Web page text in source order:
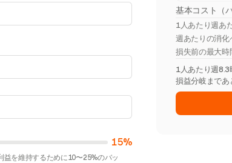
15%
を維持するために10〜25%のバッ
基本コスト（
1人あたり週あ
週あたりの消化
損失前の最大時
1人あたり週8.3
損益分岐まであ